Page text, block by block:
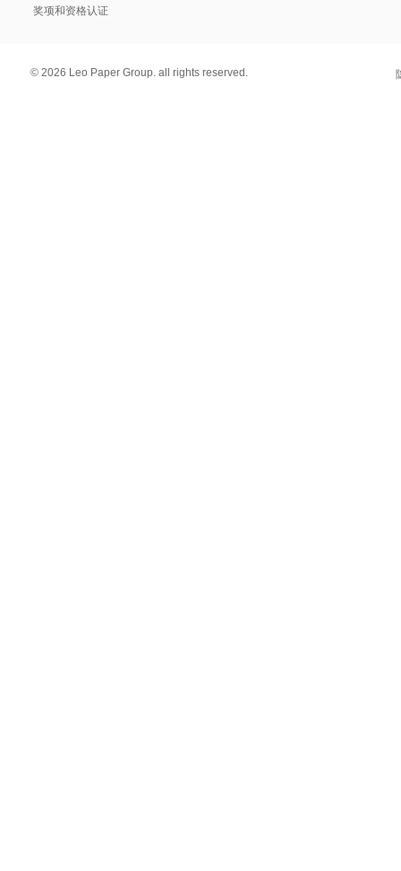
奖项和资格认证
© 2026 Leo Paper Group. all rights reserved.